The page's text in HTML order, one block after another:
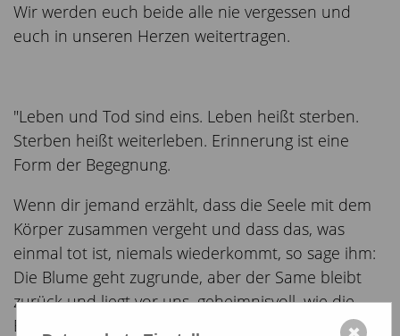
Wir werden euch beide alle nie vergessen und
euch in unseren Herzen weitertragen.
"Leben und Tod sind eins. Leben heißt sterben.
Sterben heißt weiterleben. Erinnerung ist eine
Form der Begegnung.
Wenn dir jemand erzählt, dass die Seele mit dem
Körper zusammen vergeht und dass das, was
einmal tot ist, niemals wiederkommt, so sage ihm:
Die Blume geht zugrunde, aber der Same bleibt
zurück und liegt vor uns, geheimnisvoll, wie die
Ewigkeit des Lebens."